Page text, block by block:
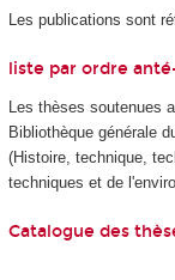
Les publications sont
liste par ordre
Les thèses soutenues
Bibliothèque générale
(Histoire, technique,
techniques et de
Catalogue des